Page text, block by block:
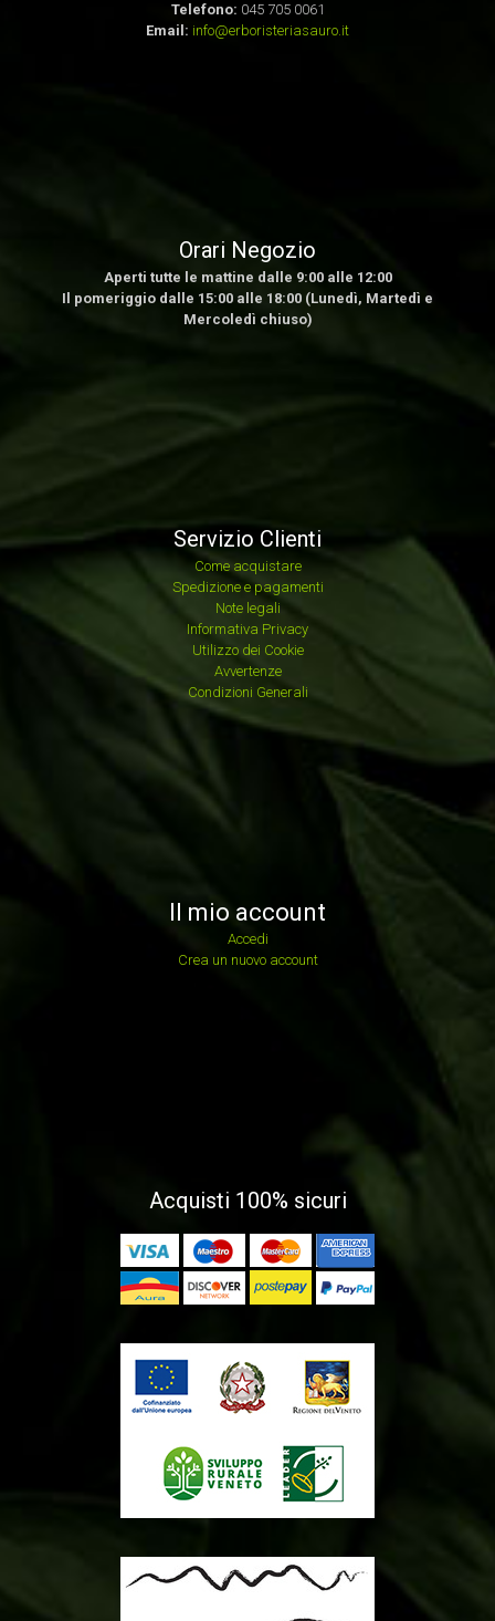
Telefono: 045 705 0061
Email: info@erboristeriasauro.it
Orari Negozio
Aperti tutte le mattine dalle 9:00 alle 12:00
Il pomeriggio dalle 15:00 alle 18:00 (Lunedì, Martedì e
Mercoledì chiuso)
Servizio Clienti
Come acquistare
Spedizione e pagamenti
Note legali
Informativa Privacy
Utilizzo dei Cookie
Avvertenze
Condizioni Generali
Il mio account
Accedi
Crea un nuovo account
Acquisti 100% sicuri